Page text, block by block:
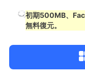
初期500MB、
無料復元。